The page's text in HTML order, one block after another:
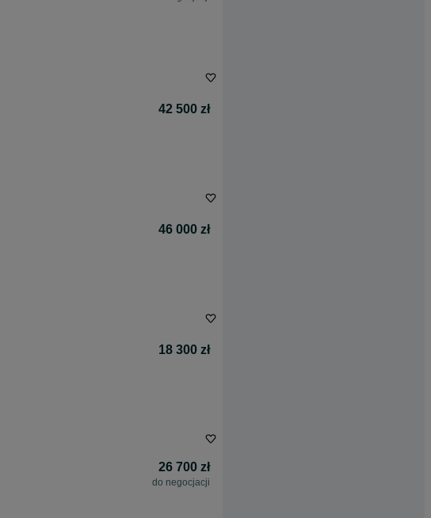
42 500 zł
46 000 zł
18 300 zł
26 700 zł
do negocjacji